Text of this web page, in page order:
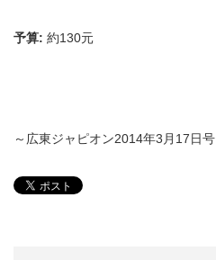
予算: 約130元
～広東ジャピオン2014年3月17日号